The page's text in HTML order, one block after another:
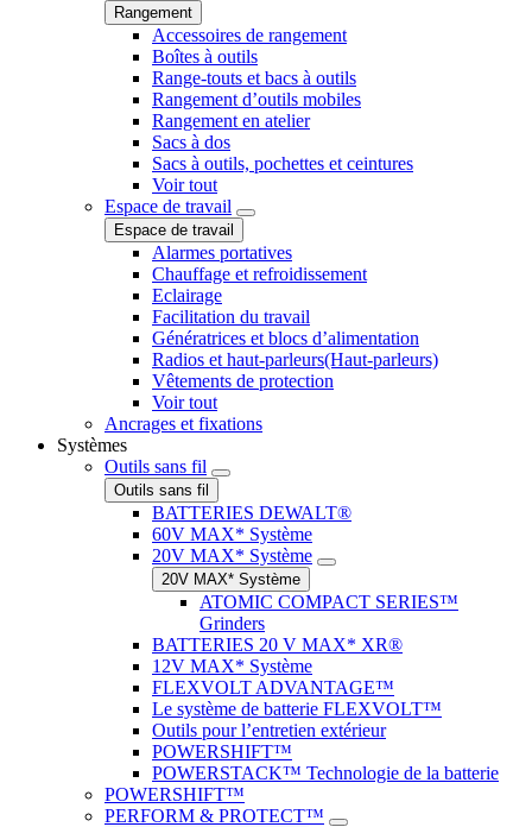
Rangement
Accessoires de rangement
Boîtes à outils
Range-touts et bacs à outils
Rangement d’outils mobiles
Rangement en atelier
Sacs à dos
Sacs à outils, pochettes et ceintures
Voir tout
Espace de travail
Espace de travail
Alarmes portatives
Chauffage et refroidissement
Eclairage
Facilitation du travail
Génératrices et blocs d’alimentation
Radios et haut-parleurs(Haut-parleurs)
Vêtements de protection
Voir tout
Ancrages et fixations
Systèmes
Outils sans fil
Outils sans fil
BATTERIES DEWALT®
60V MAX* Système
20V MAX* Système
20V MAX* Système
ATOMIC COMPACT SERIES™
Grinders
BATTERIES 20 V MAX* XR®
12V MAX* Système
FLEXVOLT ADVANTAGE™
Le système de batterie FLEXVOLT™
Outils pour l’entretien extérieur
POWERSHIFT™
POWERSTACK™ Technologie de la batterie
POWERSHIFT™
PERFORM & PROTECT™